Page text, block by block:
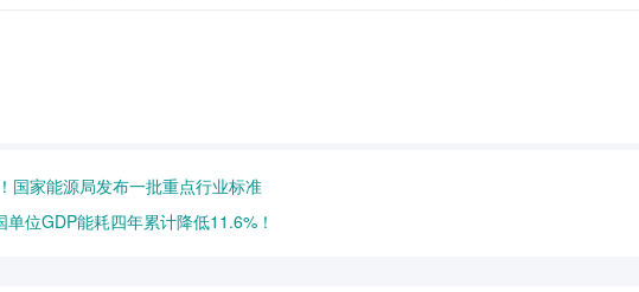
国家能源局发布一批重点行业标准
位GDP能耗四年累计降低11.6%！